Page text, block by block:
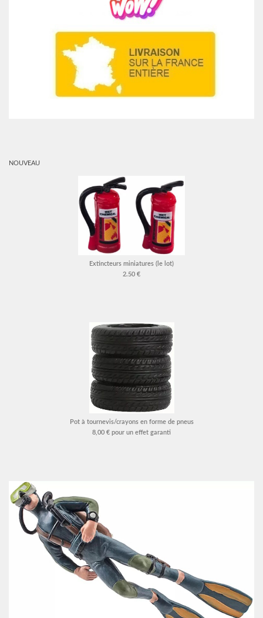
NOUVEAU
Extincteurs miniatures (le lot)
2.50 €
Pot à tournevis/crayons en forme de pneus
8,00 € pour un effet garanti